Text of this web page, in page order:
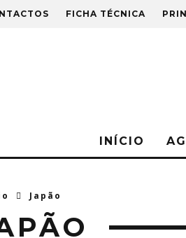
FICHA TÉCNICA
INÍCIO
Japão